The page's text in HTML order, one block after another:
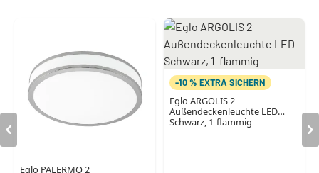
Eglo PALERMO 2
-10 % EXTRA SICHERN
Eglo ARGOLIS 2
Außendeckenleuchte LED
Schwarz, 1-flammig